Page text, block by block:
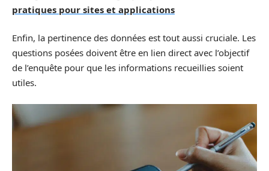
pratiques pour sites et applications
Enfin, la pertinence des données est tout aussi cruciale. Les
questions posées doivent être en lien direct avec l’objectif
de l’enquête pour que les informations recueillies soient
utiles.